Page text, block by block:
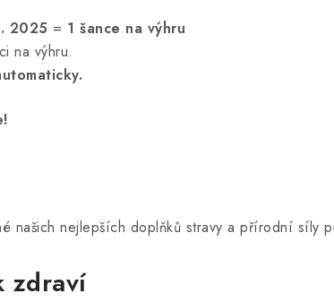
2025 = 1 šance na výhru
na výhru.
našich nejlepších doplňků stravy a přírodní síly
zdraví